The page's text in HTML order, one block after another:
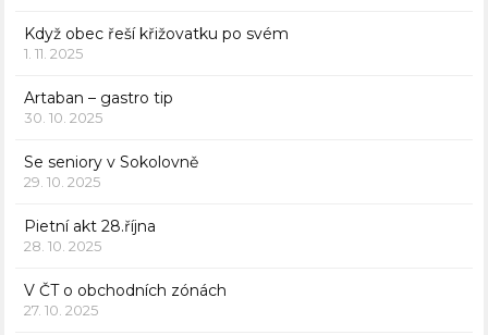
Když obec řeší křižovatku po svém
1. 11. 2025
Artaban – gastro tip
30. 10. 2025
Se seniory v Sokolovně
29. 10. 2025
Pietní akt 28.října
28. 10. 2025
V ČT o obchodních zónách
27. 10. 2025